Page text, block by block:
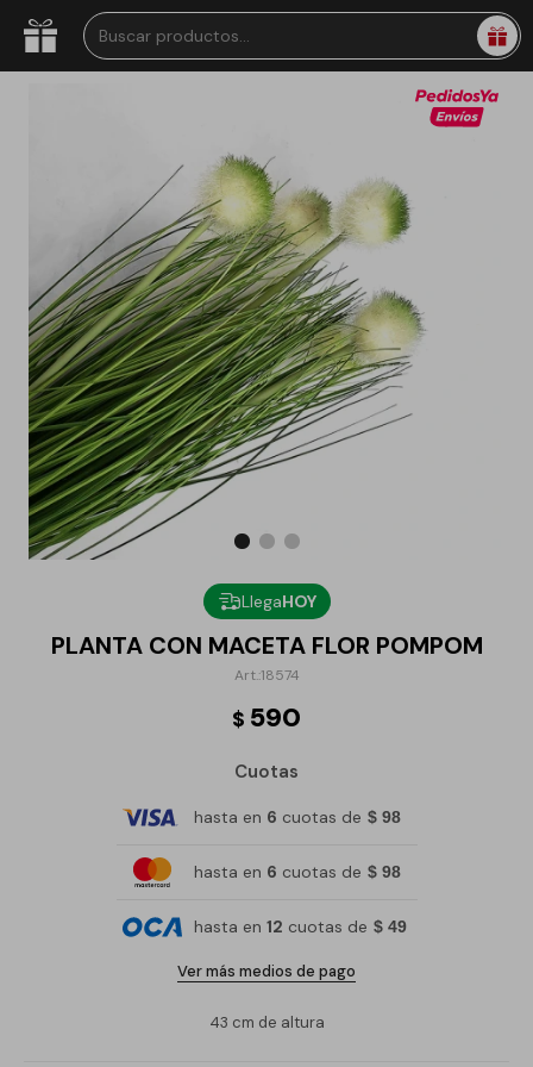
LlegaHOY
PLANTA CON MACETA FLOR POMPOM
18574
$ 590
Cuotas
hasta en 6 cuotas de $ 98
hasta en 6 cuotas de $ 98
hasta en 12 cuotas de $ 49
Ver más medios de pago
43 cm de altura